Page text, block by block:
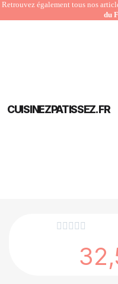
Retrouvez également tous nos
du
CUISINEZPATISSEZ.FR
    